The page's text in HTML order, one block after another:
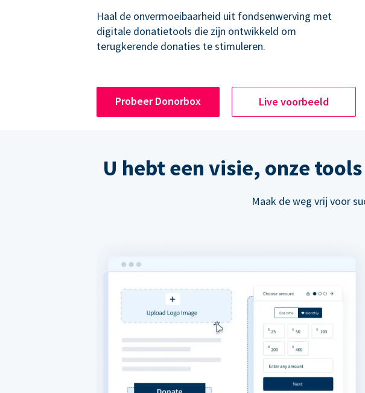
Haal de onvermoeibaarheid uit fondsenwerving met
digitale donatietools die zijn ontwikkeld om
terugkerende donaties te stimuleren.
Probeer Donorbox Live voorbeeld
U hebt een visie, onze
Maak de weg vrij voor